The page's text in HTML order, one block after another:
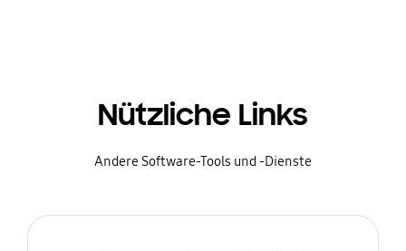
Nützliche Links
Andere Software-Tools und -Dienste